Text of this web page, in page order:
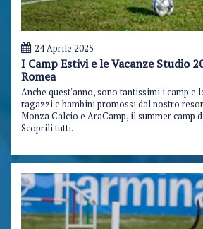
24 Aprile 2025
I Camp Estivi e le Vacanze Studio
Romea
Anche quest'anno, sono tantissimi i camp e
ragazzi e bambini promossi dal nostro
Monza Calcio e AraCamp, il summer camp
Scoprili tutti.